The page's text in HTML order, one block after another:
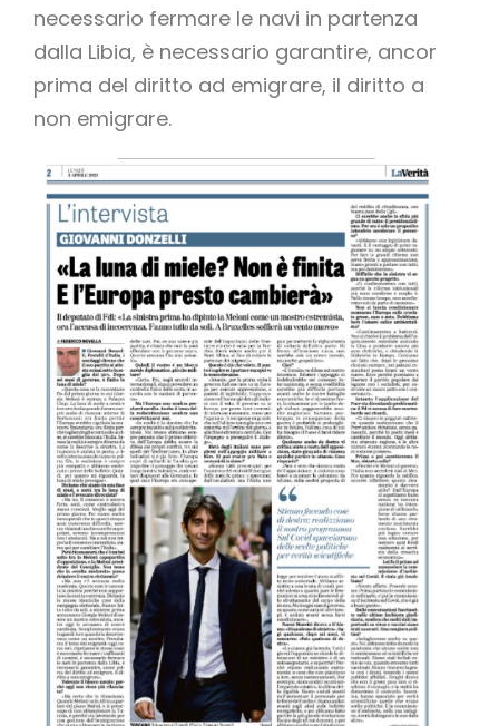
necessario fermare le navi in partenza
dalla Libia, è necessario garantire, ancor
prima del diritto ad emigrare, il diritto a
non emigrare.